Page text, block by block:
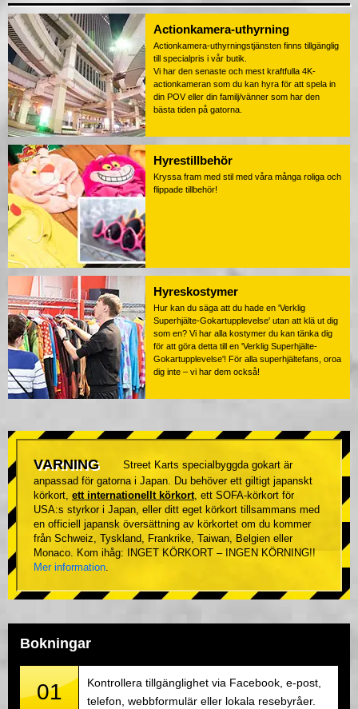
Actionkamera-uthyrning
Actionkamera-uthyrningstjänsten finns tillgänglig
till specialpris i vår butik.
Vi har den senaste och mest kraftfulla 4K-
actionkameran som du kan hyra för att spela in
din POV eller din familj/vänner som har den
bästa tiden på gatorna.
Hyrestillbehör
Kryssa fram med stil med våra många roliga och
flippade tillbehör!
Hyreskostymer
Hur kan du säga att du hade en 'Verklig
Superhjälte-Gokartupplevelse' utan att klä ut dig
som en? Vi har alla kostymer du kan tänka dig
för att göra detta till en 'Verklig Superhjälte-
Gokartupplevelse'! För alla superhjältefans, oroa
dig inte – vi har dem också!
VARNING
Street Karts specialbyggda gokart är
anpassad för gatorna i Japan. Du behöver ett giltigt japanskt
körkort, ett internationellt körkort, ett SOFA-körkort för
USA:s styrkor i Japan, eller ditt eget körkort tillsammans med
en officiell japansk översättning av körkortet om du kommer
från Schweiz, Tyskland, Frankrike, Taiwan, Belgien eller
Monaco. Kom ihåg: INGET KÖRKORT – INGEN KÖRNING!!
Mer information.
Bokningar
01
Kontrollera tillgänglighet via Facebook, e-post,
telefon, webbformulär eller lokala resebyråer.